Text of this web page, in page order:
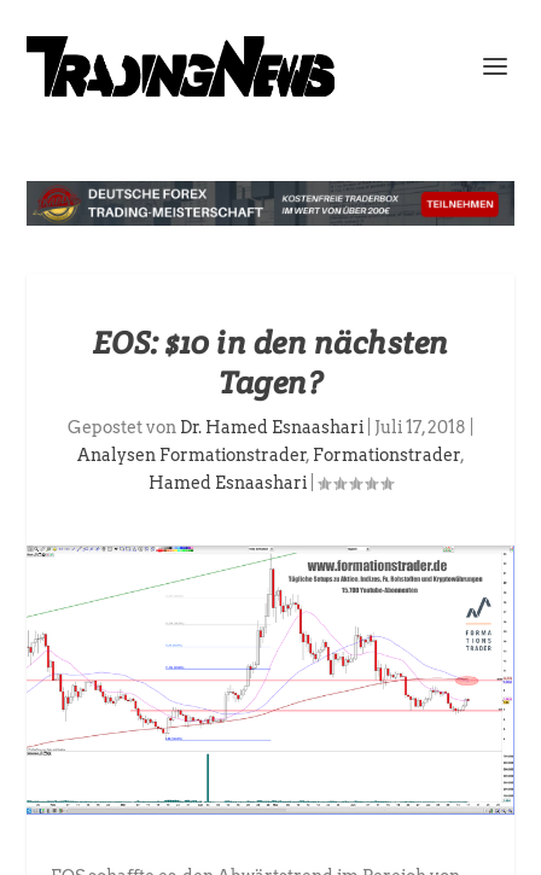
EOS: $10 in den nächsten
Tagen?
Gepostet von Dr. Hamed Esnaashari Juli 17, 2018
Analysen Formationstrader, Formationstrader,
Hamed Esnaashari